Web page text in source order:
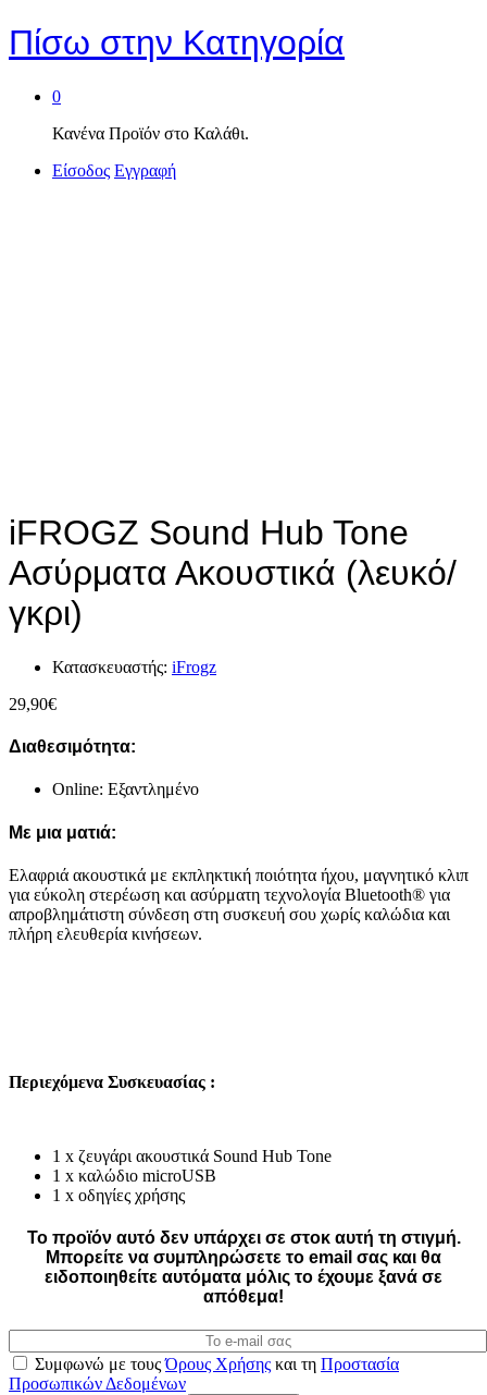
Πίσω στην Κατηγορία
0
Κανένα Προϊόν στο Καλάθι.
Είσοδος Εγγραφή
iFROGZ Sound Hub Tone
Ασύρματα Ακουστικά (λευκό/
γκρι)
Κατασκευαστής: iFrogz
29,90€
Διαθεσιμότητα:
Online: Εξαντλημένο
Με μια ματιά:
Ελαφριά ακουστικά με εκπληκτική ποιότητα ήχου, μαγνητικό κλιπ
για εύκολη στερέωση και ασύρματη τεχνολογία Bluetooth® για
απροβλημάτιστη σύνδεση στη συσκευή σου χωρίς καλώδια και
πλήρη ελευθερία κινήσεων.
Περιεχόμενα Συσκευασίας :
1 x ζευγάρι ακουστικά Sound Hub Tone
1 x καλώδιο microUSB
1 x οδηγίες χρήσης
Το προϊόν αυτό δεν υπάρχει σε στοκ αυτή τη στιγμή.
Mπορείτε να συμπληρώσετε το email σας και θα
ειδοποιηθείτε αυτόματα μόλις το έχουμε ξανά σε
απόθεμα!
Συμφωνώ με τουςΌρους Χρήσης και τη Προστασία
Προσωπικών Δεδομένων